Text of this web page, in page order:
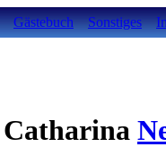
Gästebuch Sonstiges
Catharina